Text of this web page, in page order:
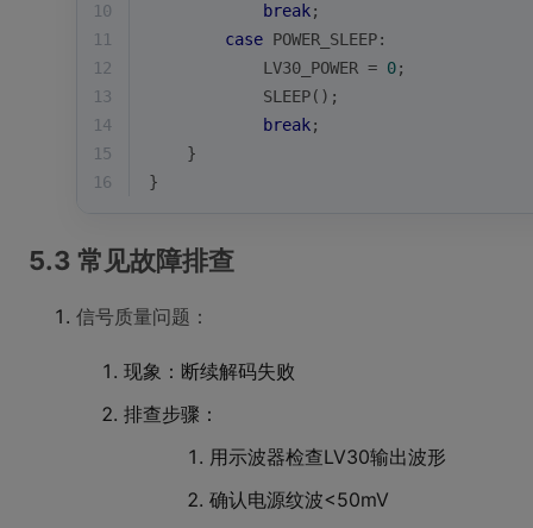
10
break;
11
case POWER_SLEEP:
12
            LV30_POWER =
0;
13
            SLEEP();
14
break;
15
    }
16
}
5.3 常见故障排查
信号质量问题：
现象：断续解码失败
排查步骤：
用示波器检查LV30输出波形
确认电源纹波<50mV